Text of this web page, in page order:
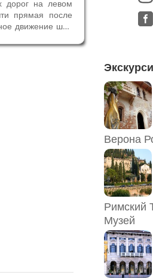
на левом
прямая после
движение шло
увековечить
Верона
Римский
Музей